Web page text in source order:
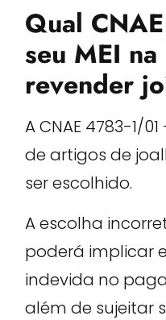
Qual
seu MEI
revender
A CNAE 4783-1/
de artigos de
ser escolhido.
A escolha
poderá implicar
indevida no
além de sujeitar